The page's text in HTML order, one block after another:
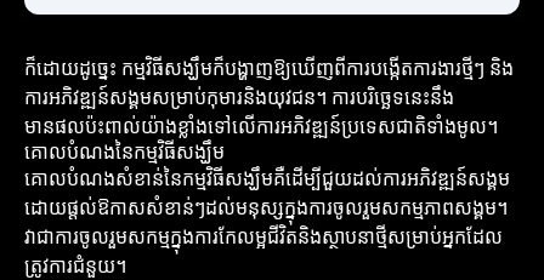
ក៏ដោយដូច្នេះ កម្មវិធីសង្ឃឹមក៏បង្ហាញឱ្យឃើញពីការបង្កើតការងារថ្មីៗ និង
ការអភិវឌ្ឍន៍សង្គមសម្រាប់កុមារនិងយុវជន។ ការបរិច្ឆេទនេះនឹង
មានផលប៉ះពាល់យ៉ាងខ្លាំងទៅលើការអភិវឌ្ឍន៍ប្រទេសជាតិទាំងមូល។
គោលបំណងនៃកម្មវិធីសង្ឃឹម
គោលបំណងសំខាន់នៃកម្មវិធីសង្ឃឹមគឺដើម្បីជួយដល់ការអភិវឌ្ឍន៍សង្គម
ដោយផ្តល់ឱកាសសំខាន់ៗដល់មនុស្សក្នុងការចូលរួមសកម្មភាពសង្គម។
វាជាការចូលរួមសកម្មក្នុងការកែលម្អជីវិតនិងស្ថាបនាថ្មីសម្រាប់អ្នកដែល
ត្រូវការជំនួយ។